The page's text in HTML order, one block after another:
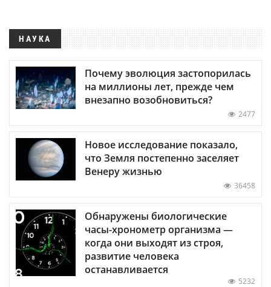
НАУКА
Почему эволюция застопорилась
на миллионы лет, прежде чем
внезапно возобновиться?
2477
Новое исследование показало,
что Земля постепенно заселяет
Венеру жизнью
36458
Обнаружены биологические
часы-хронометр организма —
когда они выходят из строя,
развитие человека
останавливается
5232